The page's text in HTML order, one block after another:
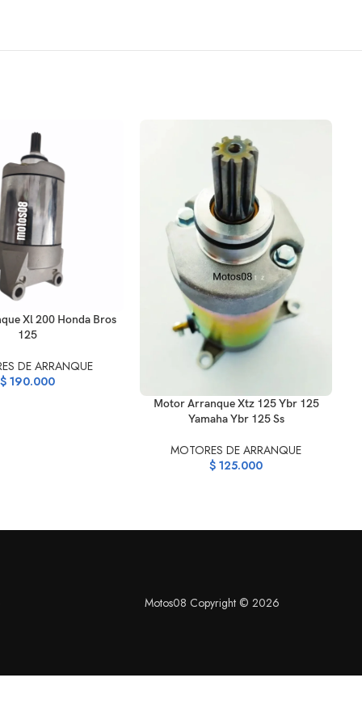
Xl 200 Honda Bros
125
DE ARRANQUE
$ 190.000
AÑADIR AL CARRITO
Motor Arranque Xtz 125 Ybr 125
Yamaha Ybr 125 Ss
MOTORES DE ARRANQUE
$ 125.000
Motos08 Copyright © 2026